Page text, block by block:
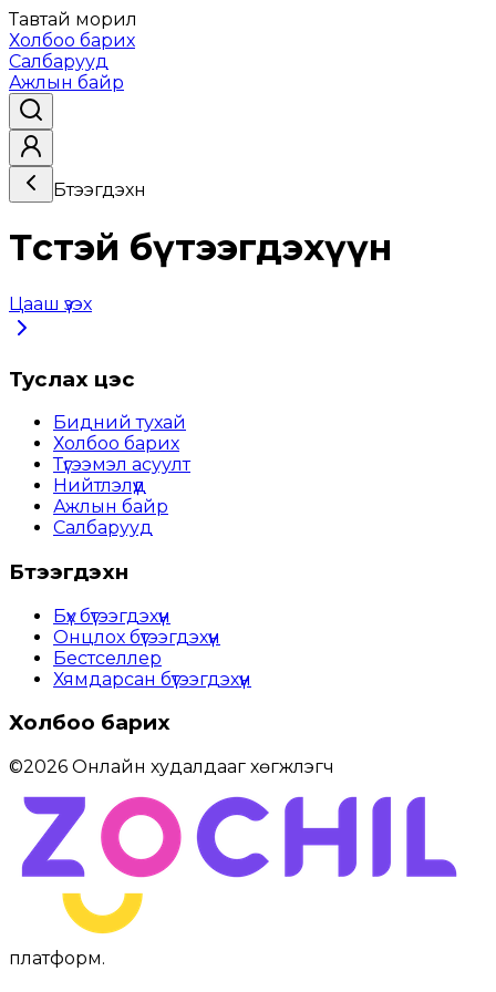
Тавтай морил
Холбоо барих
Салбарууд
Ажлын байр
Бүтээгдэхүүн
Төстэй бүтээгдэхүүн
Цааш үзэх
Туслах цэс
Бидний тухай
Холбоо барих
Түгээмэл асуулт
Нийтлэлүүд
Ажлын байр
Салбарууд
Бүтээгдэхүүн
Бүх бүтээгдэхүүн
Онцлох бүтээгдэхүүн
Бестселлер
Хямдарсан бүтээгдэхүүн
Холбоо барих
©2026 Онлайн худалдааг хөгжүүлэгч
платформ.